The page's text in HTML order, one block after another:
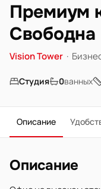
Премиум
Свободна
Vision Tower ·
Студия 0ванных
Описание
Описание